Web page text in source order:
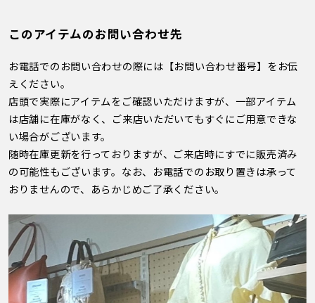
このアイテムのお問い合わせ先
お電話でのお問い合わせの際には【お問い合わせ番号】をお伝
えください。
店頭で実際にアイテムをご確認いただけますが、一部アイテム
は店舗に在庫がなく、ご来店いただいてもすぐにご用意できな
い場合がございます。
随時在庫更新を行っておりますが、ご来店時にすでに販売済み
の可能性もございます。なお、お電話でのお取り置きは承って
おりませんので、あらかじめご了承ください。